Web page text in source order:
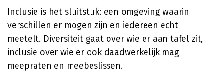
Inclusie is het sluitstuk: een omgeving waarin
verschillen er mogen zijn en iedereen echt
meetelt. Diversiteit gaat over wie er aan tafel zit,
inclusie over wie er ook daadwerkelijk mag
meepraten en meebeslissen.